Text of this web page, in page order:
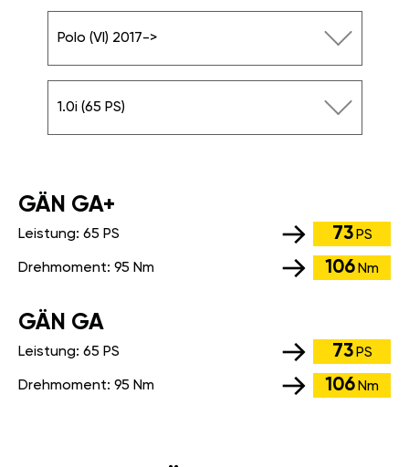
Polo (VI) 2017->
1.0i (65 PS)
GÄN GA+
Leistung: 65 PS 73 PS
Drehmoment: 95 Nm 106 Nm
GÄN GA
Leistung: 65 PS 73 PS
Drehmoment: 95 Nm 106 Nm